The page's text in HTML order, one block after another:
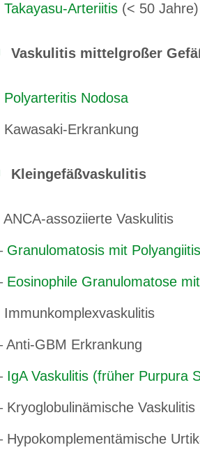
Takayasu-Arteriitis (< 50 Jahre)
Vaskulitis mittelgroßer
Polyarteritis Nodosa
Kawasaki-Erkrankung
Kleingefäßvaskulitis
ANCA-assoziierte Vaskulitis
Granulomatosis mit
Eosinophile Granulomatose
Immunkomplexvaskulitis
Anti-GBM Erkrankung
IgA Vaskulitis (früher Purpura
Kryoglobulinämische Vaskulitis
Hypokomplementämische